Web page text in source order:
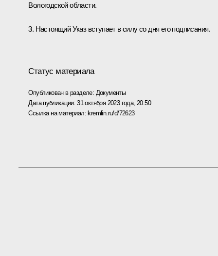
Вологодской области.
3. Настоящий Указ вступает в силу со дня его подписания.
Статус материала
Опубликован в разделе: Документы
Дата публикации:31 октября 2023 года, 20:50
Ссылка на материал: kremlin.ru/d/72623